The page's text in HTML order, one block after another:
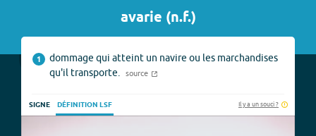
avarie (n.f.)
1
dommage qui atteint un navire ou les marchandises
qu'il transporte.
source
SIGNE DÉFINITION LSF Il y a un souci ?